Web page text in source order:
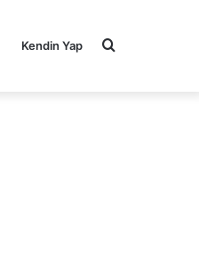
Kendin Yap Arama